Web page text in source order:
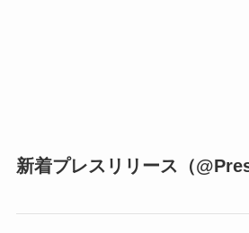
新着プレスリリース（